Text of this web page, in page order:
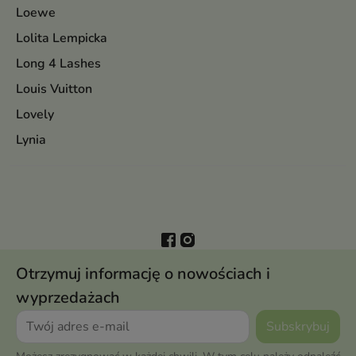
Loewe
Lolita Lempicka
Long 4 Lashes
Louis Vuitton
Lovely
Lynia
Otrzymuj informację o nowościach i
wyprzedażach